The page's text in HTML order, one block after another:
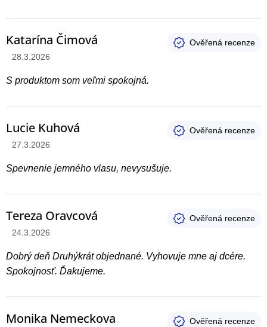
Katarína Čimová
Hodnotenie produktu je 5 z 5 hviezdičiek.
28.3.2026
S produktom som veľmi spokojná.
Lucie Kuhová
Hodnotenie produktu je 5 z 5 hviezdičiek.
27.3.2026
Spevnenie jemného vlasu, nevysušuje.
Tereza Oravcová
Hodnotenie produktu je 5 z 5 hviezdičiek.
24.3.2026
Dobrý deň Druhýkrát objednané. Vyhovuje mne aj dcére.
Spokojnosť. Ďakujeme.
Monika Nemeckova